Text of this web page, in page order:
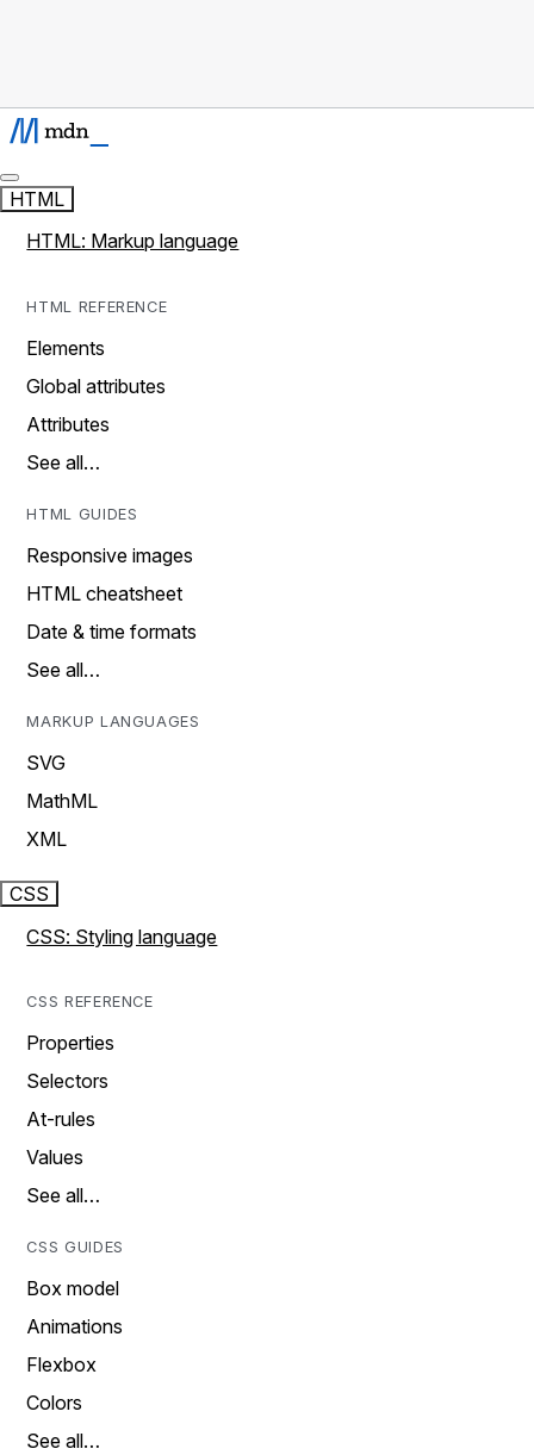
HTML
HTML: Markup language
HTML REFERENCE
Elements
Global attributes
Attributes
See all…
HTML GUIDES
Responsive images
HTML cheatsheet
Date & time formats
See all…
MARKUP LANGUAGES
SVG
MathML
XML
CSS
CSS: Styling language
CSS REFERENCE
Properties
Selectors
At-rules
Values
See all…
CSS GUIDES
Box model
Animations
Flexbox
Colors
See all…